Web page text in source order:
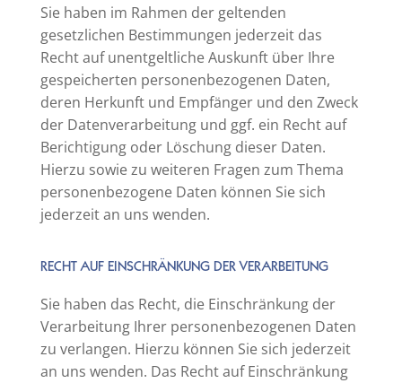
Sie haben im Rahmen der geltenden
gesetzlichen Bestimmungen jederzeit das
Recht auf unentgeltliche Auskunft über Ihre
gespeicherten personenbezogenen Daten,
deren Herkunft und Empfänger und den Zweck
der Datenverarbeitung und ggf. ein Recht auf
Berichtigung oder Löschung dieser Daten.
Hierzu sowie zu weiteren Fragen zum Thema
personenbezogene Daten können Sie sich
jederzeit an uns wenden.
RECHT AUF EINSCHRÄNKUNG DER VERARBEITUNG
Sie haben das Recht, die Einschränkung der
Verarbeitung Ihrer personenbezogenen Daten
zu verlangen. Hierzu können Sie sich jederzeit
an uns wenden. Das Recht auf Einschränkung